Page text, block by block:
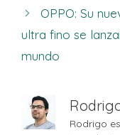
OPPO: Su
ultra fino se
mundo
Rodrigo